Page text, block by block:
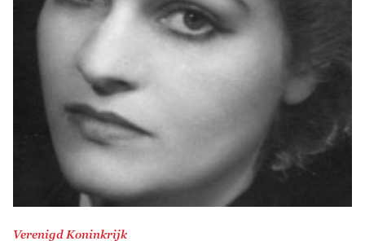
Verenigd Koninkrijk